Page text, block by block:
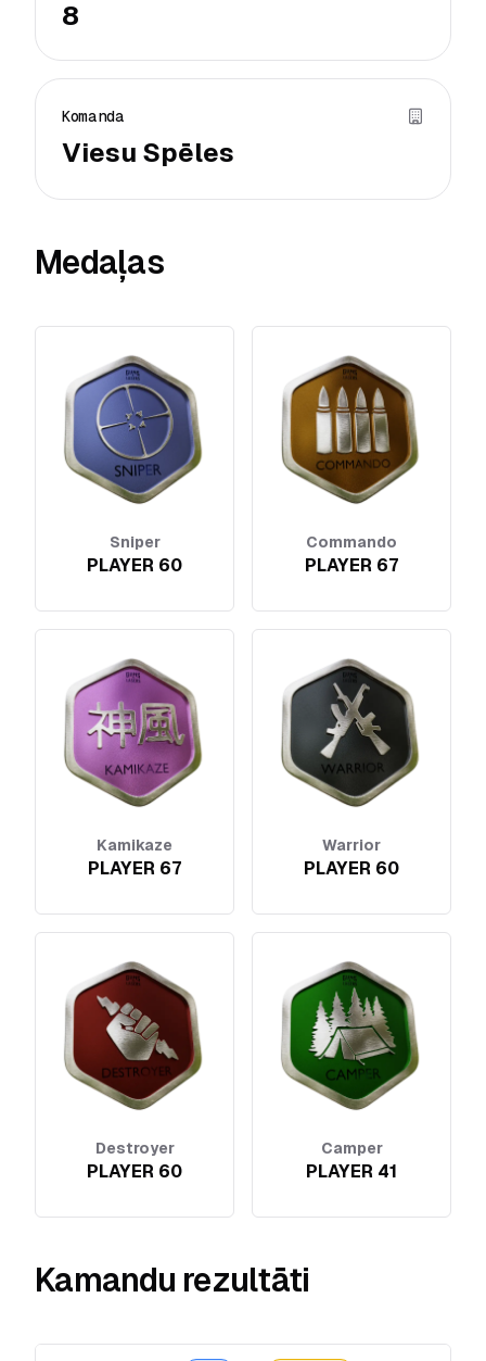
8
Komanda
Viesu Spēles
Medaļas
Sniper
PLAYER 60
Commando
PLAYER 67
Kamikaze
PLAYER 67
Warrior
PLAYER 60
Destroyer
PLAYER 60
Camper
PLAYER 41
Kamandu rezultāti